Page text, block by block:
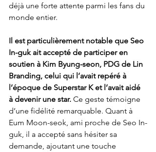
déjà une forte attente parmi les fans du
monde entier.
Il est particulièrement notable que Seo
In-guk ait accepté de participer en
soutien à Kim Byung-seon, PDG de Lin
Branding, celui qui l’avait repéré à
l’époque de Superstar K et l’avait aidé
à devenir une star. Ce geste témoigne
d’une fidélité remarquable. Quant à
Eum Moon-seok, ami proche de Seo In-
guk, il a accepté sans hésiter sa
demande, ajoutant une touche